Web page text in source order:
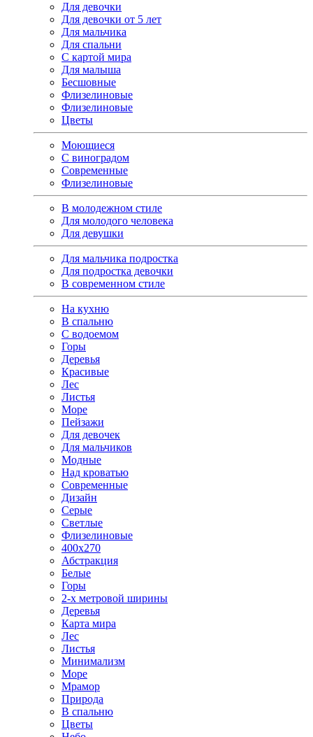
Для девочки
Для девочки от 5 лет
Для мальчика
Для спальни
С картой мира
Для малыша
Бесшовные
Флизелиновые
Флизелиновые
Цветы
Моющиеся
С виноградом
Современные
Флизелиновые
В молодежном стиле
Для молодого человека
Для девушки
Для мальчика подростка
Для подростка девочки
В современном стиле
На кухню
В спальню
С водоемом
Горы
Деревья
Красивые
Лес
Листья
Море
Пейзажи
Для девочек
Для мальчиков
Модные
Над кроватью
Современные
Дизайн
Серые
Светлые
Флизелиновые
400х270
Абстракция
Белые
Горы
2-х метровой ширины
Деревья
Карта мира
Лес
Листья
Минимализм
Море
Мрамор
Природа
В спальню
Цветы